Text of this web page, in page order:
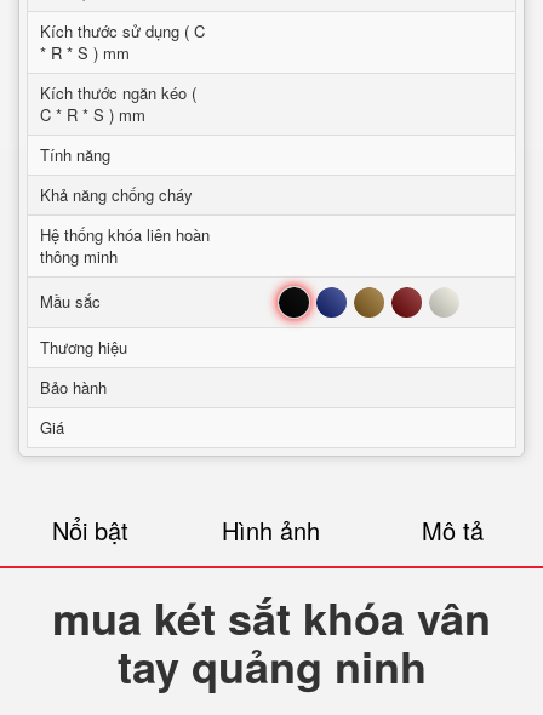
Kích thước sử dụng ( C
* R * S ) mm
Kích thước ngăn kéo (
C * R * S ) mm
Tính năng
Khả năng chống cháy
Hệ thống khóa liên hoàn
thông minh
Mầu sắc
Đen Xanh Nâu Đỏ Trắng
Thương hiệu
Bảo hành
Giá
Nổi bật Hình ảnh Mô tả
mua két sắt khóa vân
tay quảng ninh